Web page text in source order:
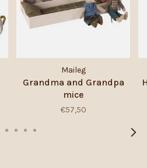
Maileg
Grandma and Grandpa
mice
€57,50